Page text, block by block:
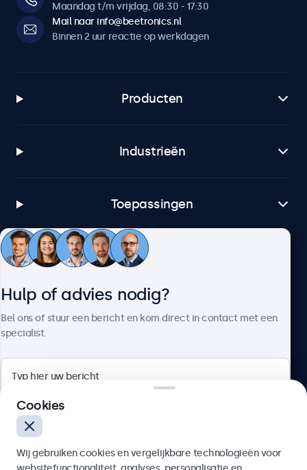
Maandag t/m vrijdag, 08:30 - 17:30
Mail naar info@beetronics.nl
Binnen 2 uur reactie op werkdagen
Producten
Industrieën
Toepassingen
Klantenservice
4.8/5 door 5000+ bedrijven
Hulp of advies nodig?
Bel ons of stuur een bericht en kom direct in contact met een
specialist.
Cookies
Wij gebruiken cookies en vergelijkbare technologieën voor